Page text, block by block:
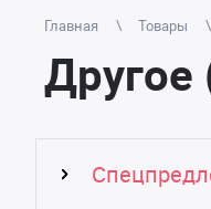
Главная Товары
Другое